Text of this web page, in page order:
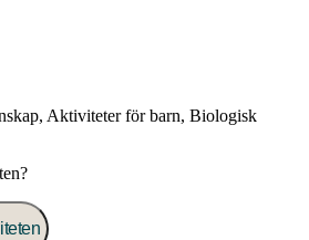
, Aktiviteter för barn, Biologisk